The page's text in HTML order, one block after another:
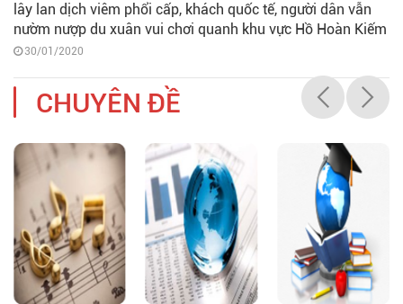
lây lan dịch viêm phổi cấp, khách quốc tế, người dân vẫn
nườm nượp du xuân vui chơi quanh khu vực Hồ Hoàn Kiếm
30/01/2020
CHUYÊN ĐỀ